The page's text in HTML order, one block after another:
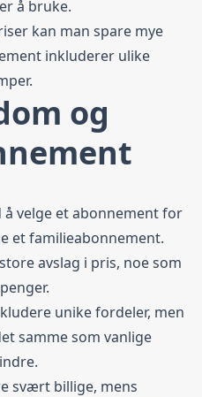
å bruke.
kan man spare mye
inkluderer ulike
og
å velge et abonnement for
et familieabonnement.
avslag i pris, noe som
unike fordeler, men
samme som vanlige
svært billige, mens